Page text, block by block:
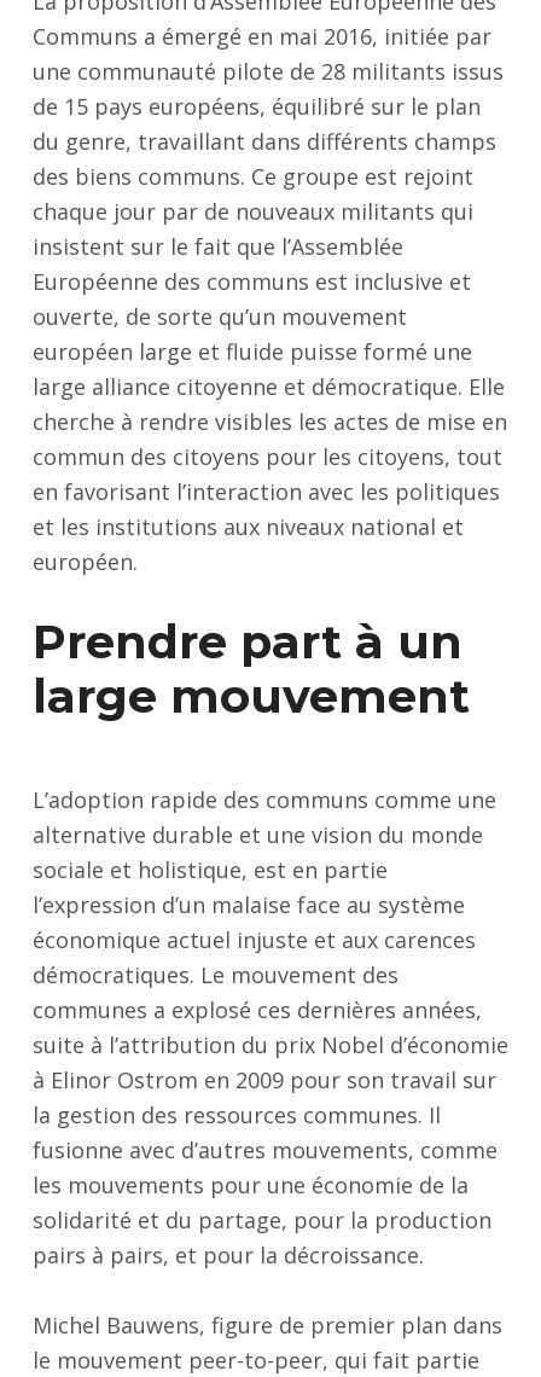
Communs a émergé en mai 2016, initiée par
une communauté pilote de 28 militants issus
de 15 pays européens, équilibré sur le plan
du genre, travaillant dans différents champs
des biens communs. Ce groupe est rejoint
chaque jour par de nouveaux militants qui
insistent sur le fait que l’Assemblée
Européenne des communs est inclusive et
ouverte, de sorte qu’un mouvement
européen large et fluide puisse formé une
large alliance citoyenne et démocratique. Elle
cherche à rendre visibles les actes de mise en
commun des citoyens pour les citoyens, tout
en favorisant l’interaction avec les politiques
et les institutions aux niveaux national et
européen.
Prendre part à un
large mouvement
L’adoption rapide des communs comme une
alternative durable et une vision du monde
sociale et holistique, est en partie
l’expression d’un malaise face au système
économique actuel injuste et aux carences
démocratiques. Le mouvement des
communes a explosé ces dernières années,
suite à l’attribution du prix Nobel d’économie
à Elinor Ostrom en 2009 pour son travail sur
la gestion des ressources communes. Il
fusionne avec d’autres mouvements, comme
les mouvements pour une économie de la
solidarité et du partage, pour la production
pairs à pairs, et pour la décroissance.
Michel Bauwens, figure de premier plan dans
le mouvement peer-to-peer, qui fait partie